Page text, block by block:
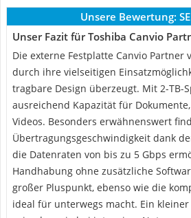
Unsere Bewertung:
Unser Fazit für Toshiba Canvio
Die externe Festplatte Canvio Partner
durch ihre vielseitigen
tragbare Design überzeugt. Mit 2-TB-
ausreichend Kapazität für
Videos. Besonders erwähnenswert
Übertragungsgeschwindigkeit dank
die Datenraten von bis zu 5 Gbps
Handhabung ohne zusätzliche
großer Pluspunkt, ebenso wie die
ideal für unterwegs macht. Ein